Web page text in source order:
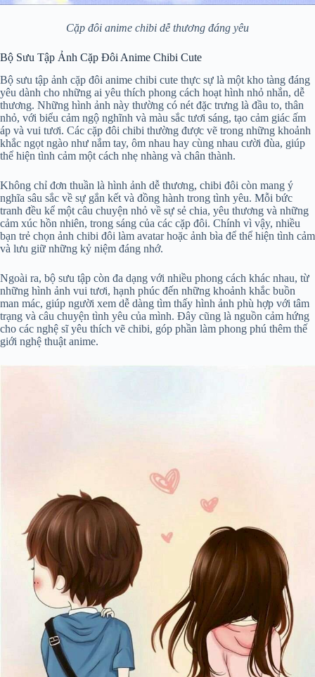
Cặp đôi anime chibi dễ thương đáng yêu
Bộ Sưu Tập Ảnh Cặp Đôi Anime Chibi Cute
Bộ sưu tập ảnh cặp đôi anime chibi cute thực sự là một kho tàng đáng
yêu dành cho những ai yêu thích phong cách hoạt hình nhỏ nhắn, dễ
thương. Những hình ảnh này thường có nét đặc trưng là đầu to, thân
nhỏ, với biểu cảm ngộ nghĩnh và màu sắc tươi sáng, tạo cảm giác ấm
áp và vui tươi. Các cặp đôi chibi thường được vẽ trong những khoảnh
khắc ngọt ngào như nắm tay, ôm nhau hay cùng nhau cười đùa, giúp
thể hiện tình cảm một cách nhẹ nhàng và chân thành.
Không chỉ đơn thuần là hình ảnh dễ thương, chibi đôi còn mang ý
nghĩa sâu sắc về sự gắn kết và đồng hành trong tình yêu. Mỗi bức
tranh đều kể một câu chuyện nhỏ về sự sẻ chia, yêu thương và những
cảm xúc hồn nhiên, trong sáng của các cặp đôi. Chính vì vậy, nhiều
bạn trẻ chọn ảnh chibi đôi làm avatar hoặc ảnh bìa để thể hiện tình cảm
và lưu giữ những kỷ niệm đáng nhớ.
Ngoài ra, bộ sưu tập còn đa dạng với nhiều phong cách khác nhau, từ
những hình ảnh vui tươi, hạnh phúc đến những khoảnh khắc buồn
man mác, giúp người xem dễ dàng tìm thấy hình ảnh phù hợp với tâm
trạng và câu chuyện tình yêu của mình. Đây cũng là nguồn cảm hứng
cho các nghệ sĩ yêu thích vẽ chibi, góp phần làm phong phú thêm thế
giới nghệ thuật anime.